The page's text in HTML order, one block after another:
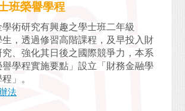
班榮譽學程
術研究有興趣之學士班二年級
生，透過修習高階課程，及早投入財
、強化其日後之國際競爭力，本系
學程實施要點」設立「財務金融學
」。
法